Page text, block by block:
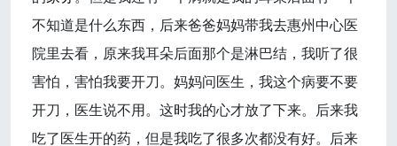
不知道是什么东西，后来爸爸妈妈带我去惠州中心医
院里去看，原来我耳朵后面那个是淋巴结，我听了很
害怕，害怕我要开刀。妈妈问医生，我这个病要不要
开刀，医生说不用。这时我的心才放了下来。后来我
吃了医生开的药，但是我吃了很多次都没有好。后来